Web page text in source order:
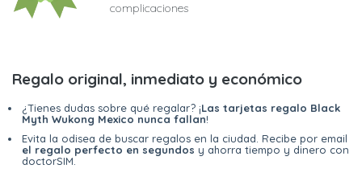
complicaciones
Regalo original, inmediato y económico
¿Tienes dudas sobre qué regalar? ¡Las tarjetas regalo Black
Myth Wukong Mexico nunca fallan!
Evita la odisea de buscar regalos en la ciudad. Recibe por email
el regalo perfecto en segundos y ahorra tiempo y dinero con
doctorSIM.